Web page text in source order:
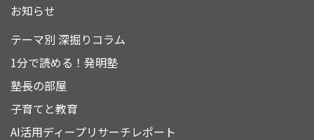
お知らせ
テーマ別 深掘りコラム
1分で読める！発明塾
塾長の部屋
子育てと教育
AI活用ディープリサーチレポート